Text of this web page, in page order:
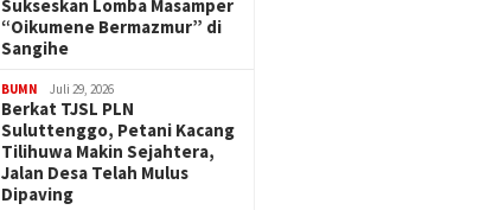
Sukseskan Lomba Masamper
“Oikumene Bermazmur” di
Sangihe
BUMN Juli 29, 2026
Berkat TJSL PLN
Suluttenggo, Petani Kacang
Tilihuwa Makin Sejahtera,
Jalan Desa Telah Mulus
Dipaving